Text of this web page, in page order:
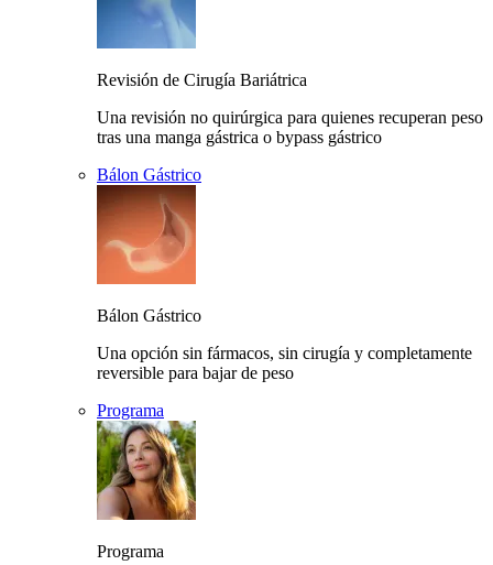
Revisión de Cirugía Bariátrica
Una revisión no quirúrgica para quienes recuperan peso
tras una manga gástrica o bypass gástrico
Bálon Gástrico
Bálon Gástrico
Una opción sin fármacos, sin cirugía y completamente
reversible para bajar de peso
Programa
Programa